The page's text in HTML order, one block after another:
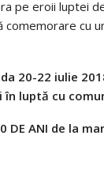
pe eroii luptei
comemorare cu
20-22 iulie
luptă cu
DE ANI de la